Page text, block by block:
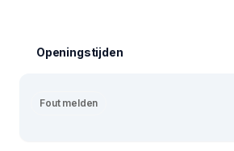
Openingstijden
Fout melden